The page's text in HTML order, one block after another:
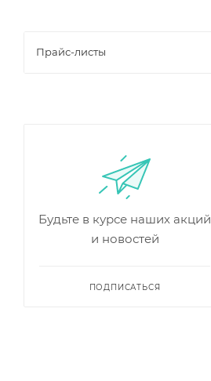
Прайс-листы
Будьте в курсе наших акций
и новостей
ПОДПИСАТЬСЯ